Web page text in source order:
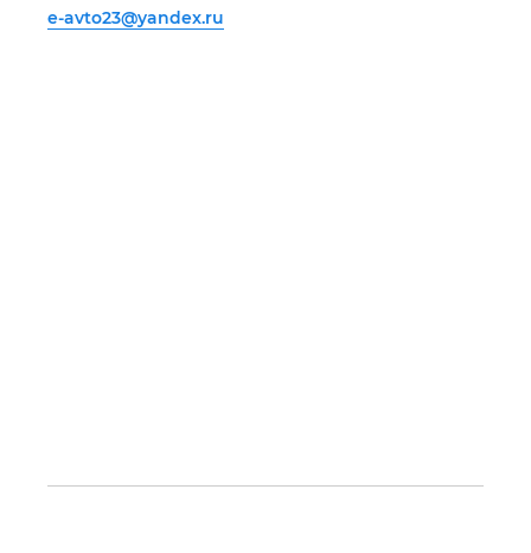
e-avto23@yandex.ru